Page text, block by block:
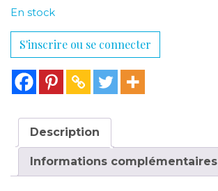
En stock
S'inscrire ou se connecter
Description
Informations complémentaires